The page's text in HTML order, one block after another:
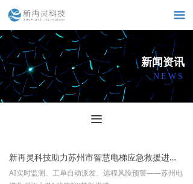
끀
新闻资讯
NEWS
新再灵科技助力苏州市智慧电梯应急救援进入“AI 协同”新阶段
AI实时监测、工单自动派发、远程风险预警——苏州电
끀